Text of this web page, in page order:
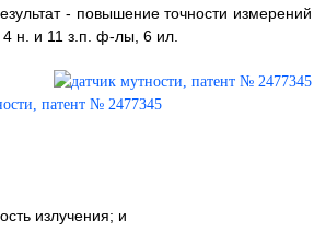
- повышение точности измерений
н. и 11 з.п. ф-лы, 6 ил.
излучения; и